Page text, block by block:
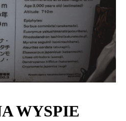
WYSPIE